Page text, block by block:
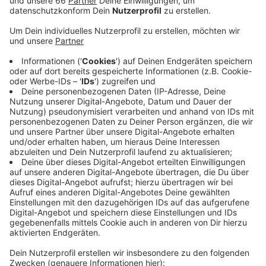
Die Zahl der Düsseldorfer, die im Moment ihre
Wohnung nicht verlassen dürfen, ist allerdings auf fast
800 angestiegen. Die meisten von ihnen gelten als
mögliche Kontaktpersonen von Erkrankten. In
Düsseldorfer KiTas und Schulen wurden am Montag
zehn neue Fälle bekannt. Auch hier werden jetzt die
Kontaktpersonen ermittelt.
Zahlen der Stadt vom 25.8.2020:
CORONA-Sonderseite von ANTENNE:
CORONA-Infos der Stadt: